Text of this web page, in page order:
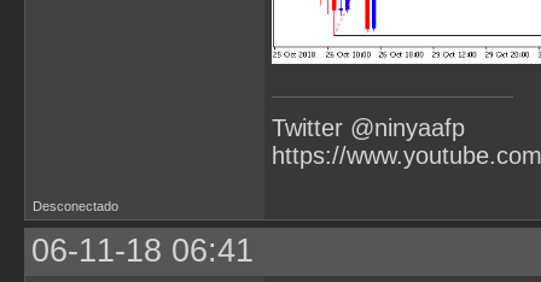
Twitter @ninyaafp
https://
Desconectado
06-11-18 06:41